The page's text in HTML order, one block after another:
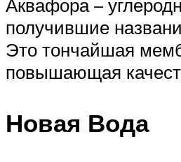
Аквафора –
получившие
Это тончайшая
повышающая
Новая Вода